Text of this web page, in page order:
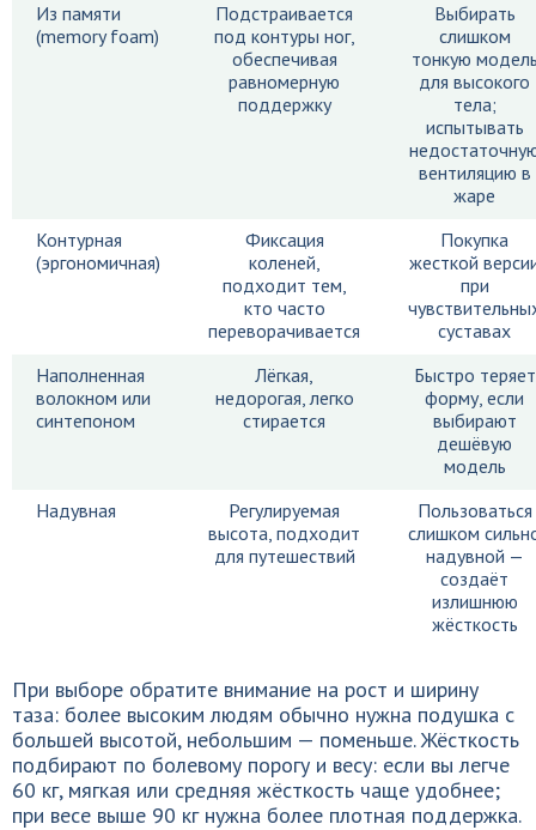
Из памяти
(memory foam)
Подстраивается
под контуры ног,
обеспечивая
равномерную
поддержку
Выбирать
слишком
тонкую
для высокого
тела;
испытывать
вентиляцию в
жаре
Контурная
(эргономичная)
Фиксация
коленей,
подходит тем,
кто часто
переворачивается
Покупка
жесткой
при
суставах
Наполненная
волокном или
синтепоном
Лёгкая,
недорогая, легко
стирается
Быстро теряет
форму, если
выбирают
дешёвую
модель
Надувная
Регулируемая
высота, подходит
для путешествий
Пользоваться
слишком
надувной —
создаёт
излишнюю
жёсткость
При выборе обратите внимание на рост и ширину
таза: более высоким людям обычно нужна подушка с
большей высотой, небольшим — поменьше. Жёсткость
подбирают по болевому порогу и весу: если вы легче
60 кг, мягкая или средняя жёсткость чаще удобнее;
при весе выше 90 кг нужна более плотная поддержка.